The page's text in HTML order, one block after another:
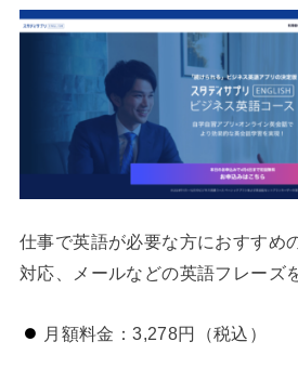
仕事で英語が必要な方におすすめ
対応、メールなどの英語フレーズ
月額料金：3,278円（税込）